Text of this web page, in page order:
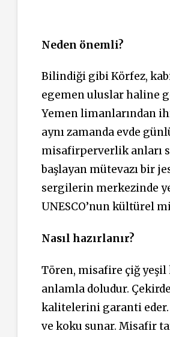
Neden önemli?
Bilindiği gibi Körfez,
egemen uluslar haline
Yemen limanlarından
aynı zamanda evde
misafirperverlik anları
başlayan mütevazı bir
sergilerin merkezinde
UNESCO’nun kültürel
Nasıl hazırlanır?
Tören, misafire çiğ
anlamla doludur.
kalitelerini garanti eder.
ve koku sunar. Misafir